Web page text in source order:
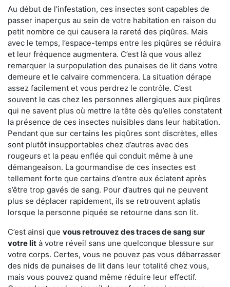
Au début de l'infestation, ces insectes sont capables de
passer inaperçus au sein de votre habitation en raison du
petit nombre ce qui causera la rareté des piqûres. Mais
avec le temps, l’espace-temps entre les piqûres se réduira
et leur fréquence augmentera. C’est là que vous allez
remarquer la surpopulation des punaises de lit dans votre
demeure et le calvaire commencera. La situation dérape
assez facilement et vous perdrez le contrôle. C’est
souvent le cas chez les personnes allergiques aux piqûres
qui ne savent plus où mettre la tête dès qu’elles constatent
la présence de ces insectes nuisibles dans leur habitation.
Pendant que sur certains les piqûres sont discrètes, elles
sont plutôt insupportables chez d’autres avec des
rougeurs et la peau enflée qui conduit même à une
démangeaison. La gourmandise de ces insectes est
tellement forte que certains d’entre eux éclatent après
s’être trop gavés de sang. Pour d’autres qui ne peuvent
plus se déplacer rapidement, ils se retrouvent aplatis
lorsque la personne piquée se retourne dans son lit.
C’est ainsi que vous retrouvez des traces de sang sur
votre lit à votre réveil sans une quelconque blessure sur
votre corps. Certes, vous ne pouvez pas vous débarrasser
des nids de punaises de lit dans leur totalité chez vous,
mais vous pouvez quand même réduire leur effectif.